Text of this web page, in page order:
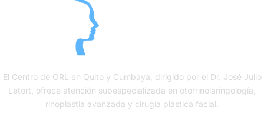
El Centro de ORL en Quito y Cumbayá, dirigido por el Dr. José Julio
Letort, ofrece atención subespecializada en otorrinolaringología,
rinoplastia avanzada y cirugía plástica facial.